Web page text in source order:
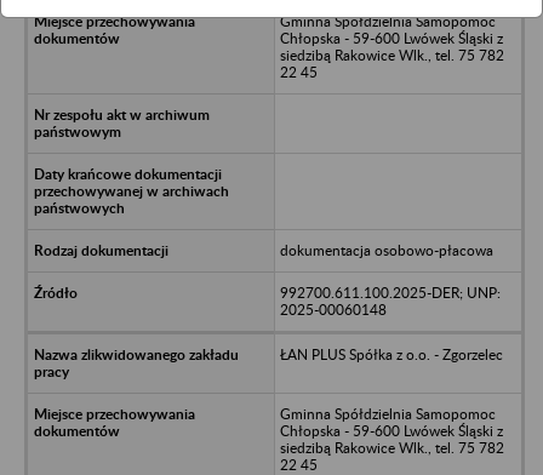
Gminna Spółdzielnia Samopomoc
Chłopska - 59-600 Lwówek Śląski z
siedzibą Rakowice Wlk., tel. 75 782
22 45
dokumentacja osobowo-płacowa
992700.611.100.2025-DER; UNP:
2025-00060148
ŁAN PLUS Spółka z o.o. - Zgorzelec
Gminna Spółdzielnia Samopomoc
Chłopska - 59-600 Lwówek Śląski z
siedzibą Rakowice Wlk., tel. 75 782
22 45